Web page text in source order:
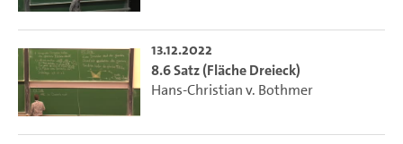
13.12.2022
8.6 Satz (Fläche Dreieck)
Hans-Christian v. Bothmer